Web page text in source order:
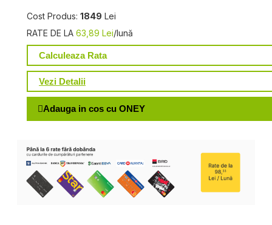
Cost Produs: 1849 Lei
RATE DE LA 63,89 Lei/lună
Calculeaza Rata
Vezi Detalii
Adauga in cos cu ONEY